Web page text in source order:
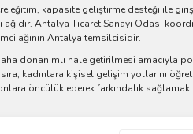
eğitim, kapasite geliştirme desteği ile
Antalya Ticaret Sanayi Odası
ağının Antalya temsilcisidir.
donanımlı hale getirilmesi amacıyla
kadınlara kişisel gelişim yollarını
öncülük ederek farkındalık sağlamak